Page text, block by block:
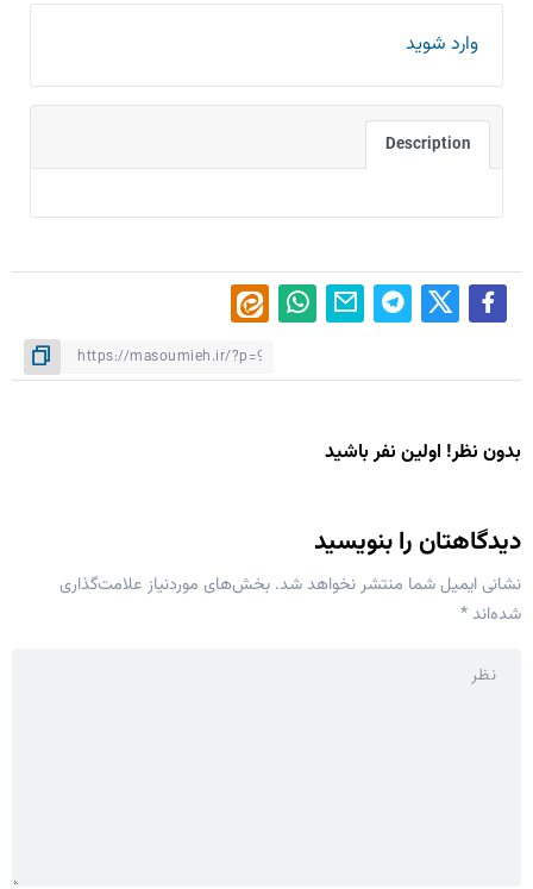
وارد شوید
Description
بدون نظر! اولین نفر باشید
دیدگاهتان را بنویسید
نشانی ایمیل شما منتشر نخواهد شد. بخش‌های موردنیاز علامت‌گذاری
شده‌اند*